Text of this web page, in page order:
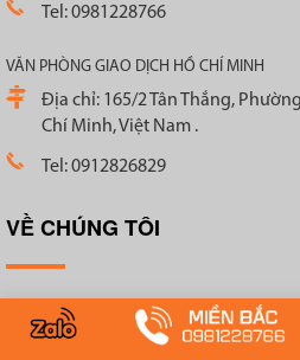
Tel: 0981228766
VĂN PHÒNG GIAO DỊCH HỒ CHÍ MINH
Địa chỉ: 165/2 Tân Thắng,
Chí Minh, Việt Nam .
Tel: 0912826829
VỀ CHÚNG TÔI
Giới thiệu
Liên hệ